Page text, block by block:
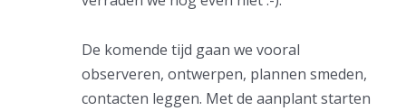
De komende tijd gaan we vooral
observeren, ontwerpen, plannen smeden,
contacten leggen. Met de aanplant starten